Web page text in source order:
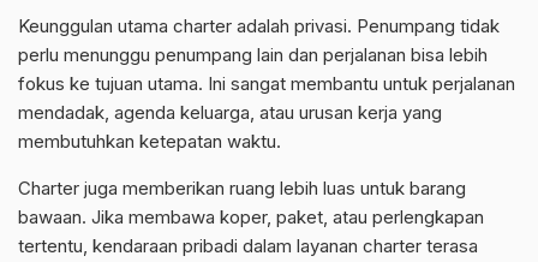
Keunggulan utama charter adalah privasi. Penumpang tidak
perlu menunggu penumpang lain dan perjalanan bisa lebih
fokus ke tujuan utama. Ini sangat membantu untuk perjalanan
mendadak, agenda keluarga, atau urusan kerja yang
membutuhkan ketepatan waktu.
Charter juga memberikan ruang lebih luas untuk barang
bawaan. Jika membawa koper, paket, atau perlengkapan
tertentu, kendaraan pribadi dalam layanan charter terasa